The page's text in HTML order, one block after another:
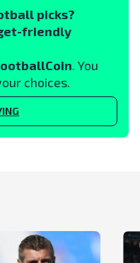
picks?
friendly
. You
choices.